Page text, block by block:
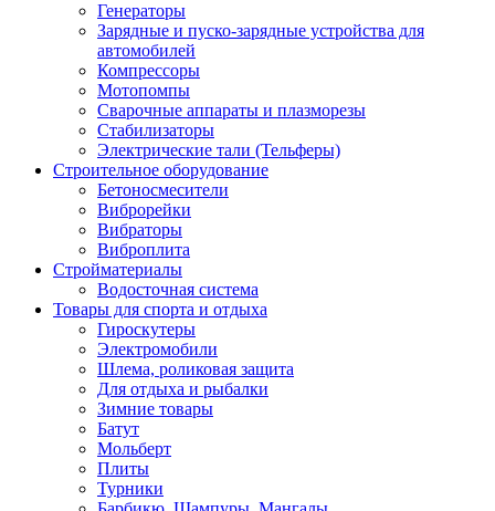
Генераторы
Зарядные и пуско-зарядные устройства для
автомобилей
Компрессоры
Мотопомпы
Сварочные аппараты и плазморезы
Стабилизаторы
Электрические тали (Тельферы)
Строительное оборудование
Бетоносмесители
Виброрейки
Вибраторы
Виброплита
Стройматериалы
Водосточная система
Товары для спорта и отдыха
Гироскутеры
Электромобили
Шлема, роликовая защита
Для отдыха и рыбалки
Зимние товары
Батут
Мольберт
Плиты
Турники